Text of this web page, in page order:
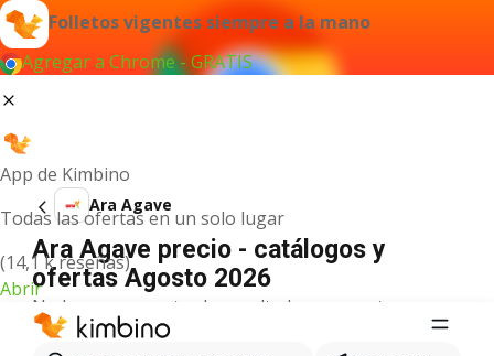
Folletos vigentes siempre a la mano
Agregar a Chrome - GRATIS
App de Kimbino
Todas las ofertas en un solo lugar
(14,1 k reseñas)
Abrir
Ara Agave
Ara Agave precio - catálogos y
ofertas Agosto 2026
No hemos encontrado resultados para este
término.